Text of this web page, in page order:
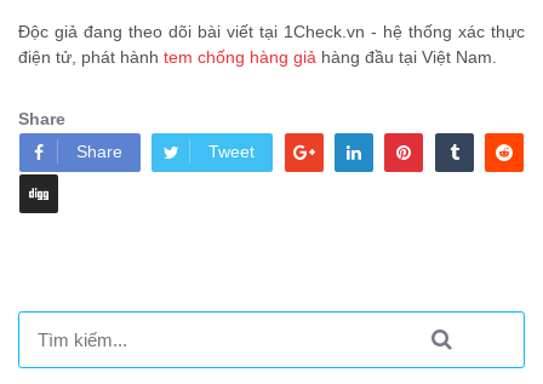
Độc giả đang theo dõi bài viết tại 1Check.vn - hệ thống xác thực
điện tử, phát hành tem chống hàng giả hàng đầu tại Việt Nam.
Share
Share
Tweet